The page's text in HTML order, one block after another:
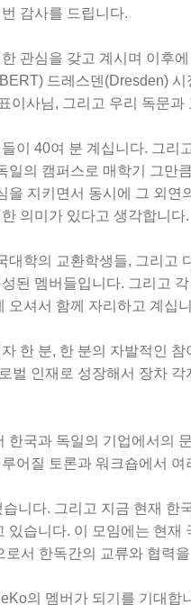
번 감사를 드립니다.
관심을 갖고 계시며 이후에
드레스덴 (Dresden) 시
이사님, 그리고 우리 독문과
이 40여 분 계십니다. 그리
일의 캠퍼스로 매학기 그만큼
을 지키면서 동시에 그 외연
의미가 있다고 생각합니다.
대학의 교환학생들, 그리고
된 멤버들입니다. 그리고 각
오셔서 함께 자리하고 계십
한 분, 한 분의 자발적인 참
벌 인재로 성장해서 장차 각
한국과 독일의 기업에서의
어질 토론과 워크숍에서 여
습니다. 그리고 지금 현재 한
있습니다. 이 모임에는 현재
로서 한독간의 교류와 협력을
의 멤버가 되기를 기대합